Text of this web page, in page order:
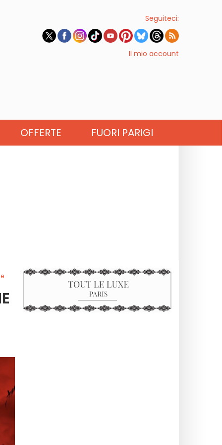
Seguiteci:
Il mio account
OFFERTE FUORI PARIGI